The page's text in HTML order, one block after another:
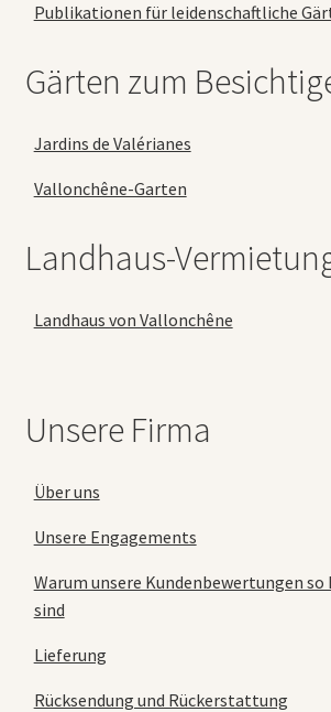
Publikationen für leidenschaftliche
Gärten zum
Jardins de Valérianes
Vallonchêne-Garten
Landhaus-
Landhaus von Vallonchêne
Unsere Firma
Über uns
Unsere Engagements
Warum unsere Kundenbewertungen so
sind
Lieferung
Rücksendung und Rückerstattung